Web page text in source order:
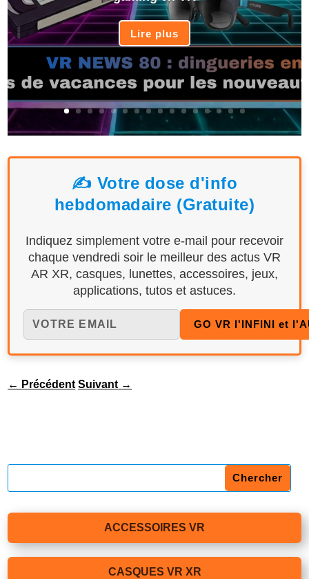
Lire plus
✍️ Votre dose d'info
hebdomadaire (Gratuite)
Indiquez simplement votre e-mail pour recevoir
chaque vendredi soir le meilleur des actus VR
AR XR, casques, lunettes, accessoires, jeux,
applications, tutos et astuces.
← Précédent Suivant →
ACCESSOIRES VR
CASQUES VR XR